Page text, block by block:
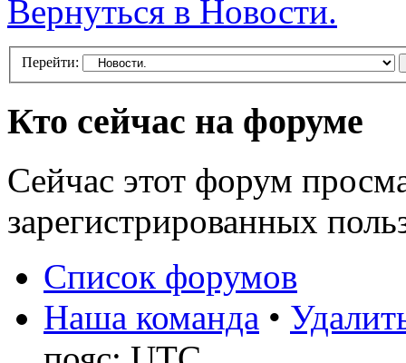
Вернуться в Новости.
Перейти:
Кто сейчас на форуме
Сейчас этот форум
зарегистрированных
Список форумов
Наша команда •